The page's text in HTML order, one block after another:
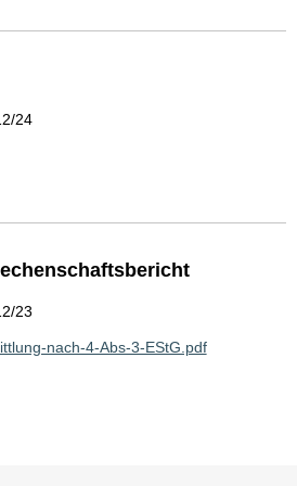
24
23
nach-4-Abs-3-EStG.pdf